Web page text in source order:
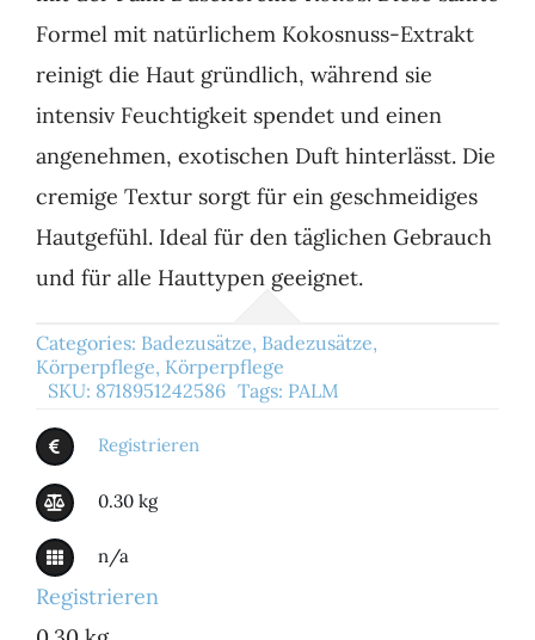
Formel mit natürlichem Kokosnuss-Extrakt
reinigt die Haut gründlich, während sie
intensiv Feuchtigkeit spendet und einen
angenehmen, exotischen Duft hinterlässt. Die
cremige Textur sorgt für ein geschmeidiges
Hautgefühl. Ideal für den täglichen Gebrauch
und für alle Hauttypen geeignet.
Categories: Badezusätze, Badezusätze,
Körperpflege, Körperpflege
SKU: 8718951242586 Tags: PALM
Registrieren
0.30 kg
n/a
Registrieren